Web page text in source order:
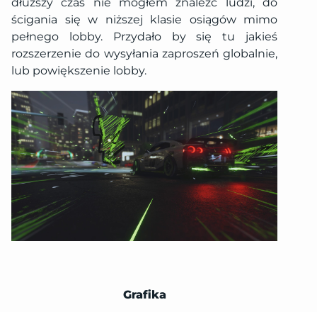
dłuższy czas nie mogłem znaleźć ludzi, do
ścigania się w niższej klasie osiągów mimo
pełnego lobby. Przydało by się tu jakieś
rozszerzenie do wysyłania zaproszeń globalnie,
lub powiększenie lobby.
Grafika